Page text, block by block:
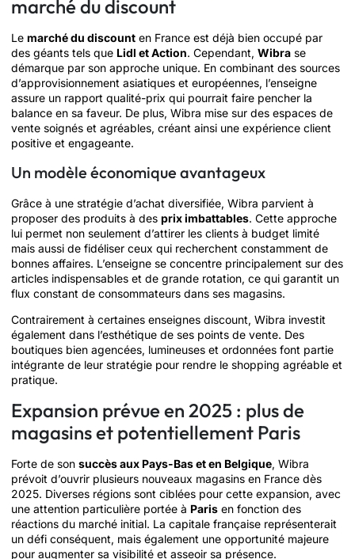
marché du discount
Le marché du discount en France est déjà bien occupé par
des géants tels que Lidl et Action. Cependant, Wibra se
démarque par son approche unique. En combinant des sources
d’approvisionnement asiatiques et européennes, l’enseigne
assure un rapport qualité-prix qui pourrait faire pencher la
balance en sa faveur. De plus, Wibra mise sur des espaces de
vente soignés et agréables, créant ainsi une expérience client
positive et engageante.
Un modèle économique avantageux
Grâce à une stratégie d’achat diversifiée, Wibra parvient à
proposer des produits à des prix imbattables. Cette approche
lui permet non seulement d’attirer les clients à budget limité
mais aussi de fidéliser ceux qui recherchent constamment de
bonnes affaires. L’enseigne se concentre principalement sur des
articles indispensables et de grande rotation, ce qui garantit un
flux constant de consommateurs dans ses magasins.
Contrairement à certaines enseignes discount, Wibra investit
également dans l’esthétique de ses points de vente. Des
boutiques bien agencées, lumineuses et ordonnées font partie
intégrante de leur stratégie pour rendre le shopping agréable et
pratique.
Expansion prévue en 2025 : plus de
magasins et potentiellement Paris
Forte de son succès aux Pays-Bas et en Belgique, Wibra
prévoit d’ouvrir plusieurs nouveaux magasins en France dès
2025. Diverses régions sont ciblées pour cette expansion, avec
une attention particulière portée à Paris en fonction des
réactions du marché initial. La capitale française représenterait
un défi conséquent, mais également une opportunité majeure
pour augmenter sa visibilité et asseoir sa présence.